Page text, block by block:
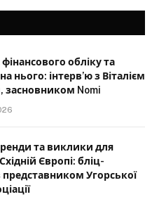
обліку та
нього: інтерв’ю з Віталієм
засновником Nomi
та виклики для
Європі: бліц-
представником Угорської